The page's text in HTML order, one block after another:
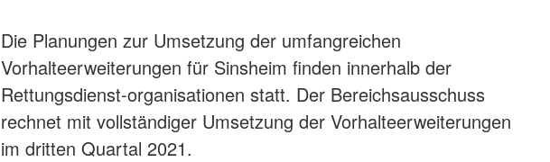
Die Planungen zur Umsetzung der umfangreichen
Vorhalteerweiterungen für Sinsheim finden innerhalb der
Rettungsdienst-organisationen statt. Der Bereichsausschuss
rechnet mit vollständiger Umsetzung der Vorhalteerweiterungen
im dritten Quartal 2021.